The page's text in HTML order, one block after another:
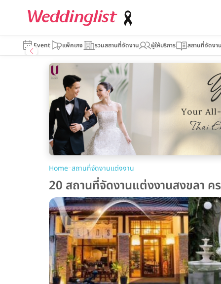
Event แพ็คเกจ รวมสถานที่จัดงาน ผู้ให้บริการ สถานที่จัดงา
Home–สถานที่จัดงานแต่งงาน
20 สถานที่จัดงานแต่งงานสงขลา